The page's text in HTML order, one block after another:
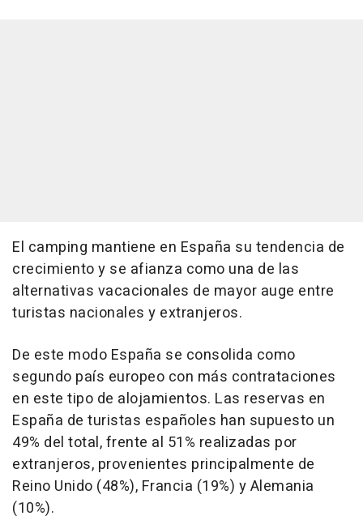
El camping mantiene en España su tendencia de
crecimiento y se afianza como una de las
alternativas vacacionales de mayor auge entre
turistas nacionales y extranjeros.
De este modo España se consolida como
segundo país europeo con más contrataciones
en este tipo de alojamientos. Las reservas en
España de turistas españoles han supuesto un
49% del total, frente al 51% realizadas por
extranjeros, provenientes principalmente de
Reino Unido (48%), Francia (19%) y Alemania
(10%).